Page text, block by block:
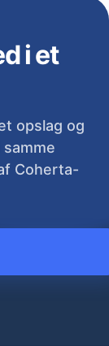
i et
opslag og
Coherta-